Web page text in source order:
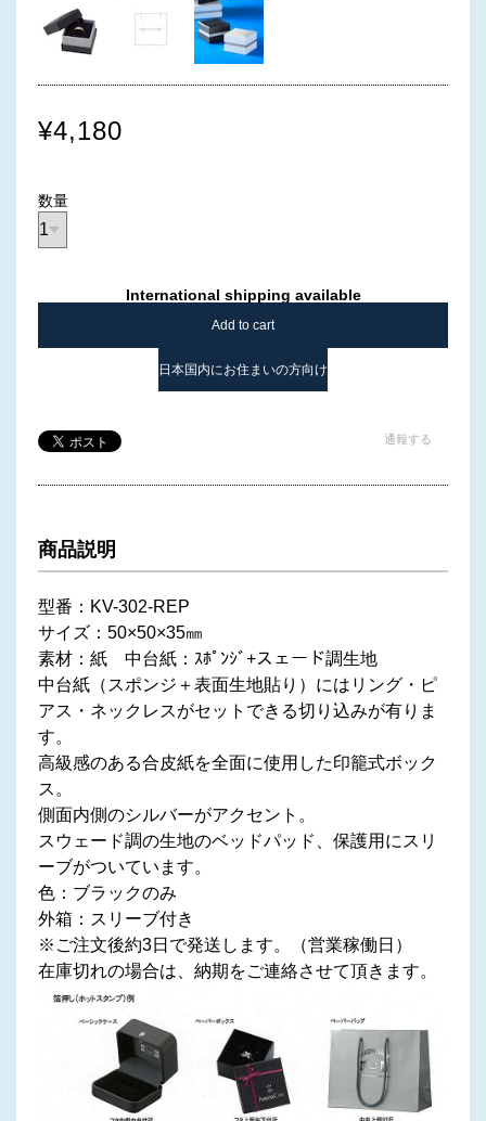
¥4,180
数量
International shipping available
Add to cart
日本国内にお住まいの方向け
通報する
商品説明
型番：KV-302-REP
サイズ：50×50×35㎜
素材：紙 中台紙：ｽﾎﾟﾝｼﾞ+スェード調生地
中台紙（スポンジ＋表面生地貼り）にはリング・ピ
アス・ネックレスがセットできる切り込みが有りま
す。
高級感のある合皮紙を全面に使用した印籠式ボック
ス。
側面内側のシルバーがアクセント。
スウェード調の生地のベッドパッド、保護用にスリ
ーブがついています。
色：ブラックのみ
外箱：スリーブ付き
※ご注文後約3日で発送します。（営業稼働日）
在庫切れの場合は、納期をご連絡させて頂きます。